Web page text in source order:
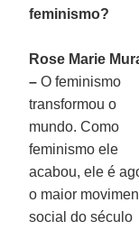
feminismo?
Rose Marie
– O feminismo
transformou o
mundo. Como
feminismo ele
acabou, ele é
o maior
social do século